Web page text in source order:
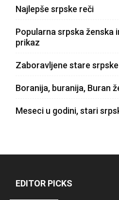
Najlepše srpske reči
Popularna srpska ženska
prikaz
Zaboravljene stare
Boranija, buranija, Buran
Meseci u godini, stari
EDITOR PICKS